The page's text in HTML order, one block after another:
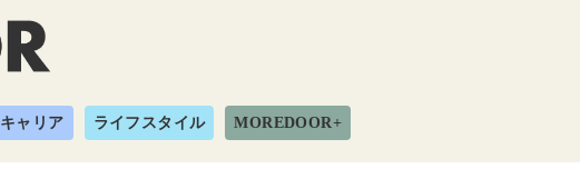
キャリア ライフスタイル MOREDOOR+